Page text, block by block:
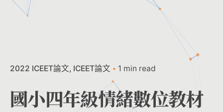
2022 ICEET論文 ICEET論文 1 min read
國小四年級情緒數位教材